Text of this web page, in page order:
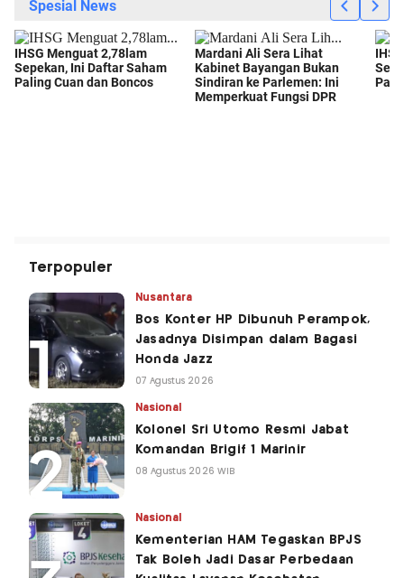
Terpopuler
Nusantara
Bos Konter HP Dibunuh Perampok,
Jasadnya Disimpan dalam Bagasi
Honda Jazz
07 Agustus 2026
Nasional
Kolonel Sri Utomo Resmi Jabat
Komandan Brigif 1 Marinir
08 Agustus 2026 WIB
Nasional
Kementerian HAM Tegaskan BPJS
Tak Boleh Jadi Dasar Perbedaan